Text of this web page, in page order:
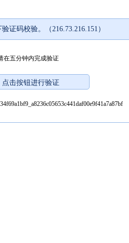
证码校验。（216.73.216.151）
在五分钟内完成验证